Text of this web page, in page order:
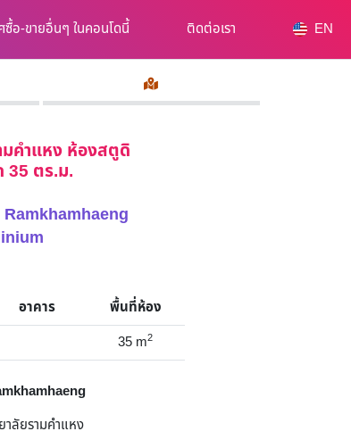
ซื้อ-ขายอื่นๆ ในคอนโดนี้ ติดต่อเรา EN
มคำแหง ห้องสตูดิ
35 ตร.ม.
อาคาร
พื้นที่ห้อง
35 m2
าลัยรามคำแหง